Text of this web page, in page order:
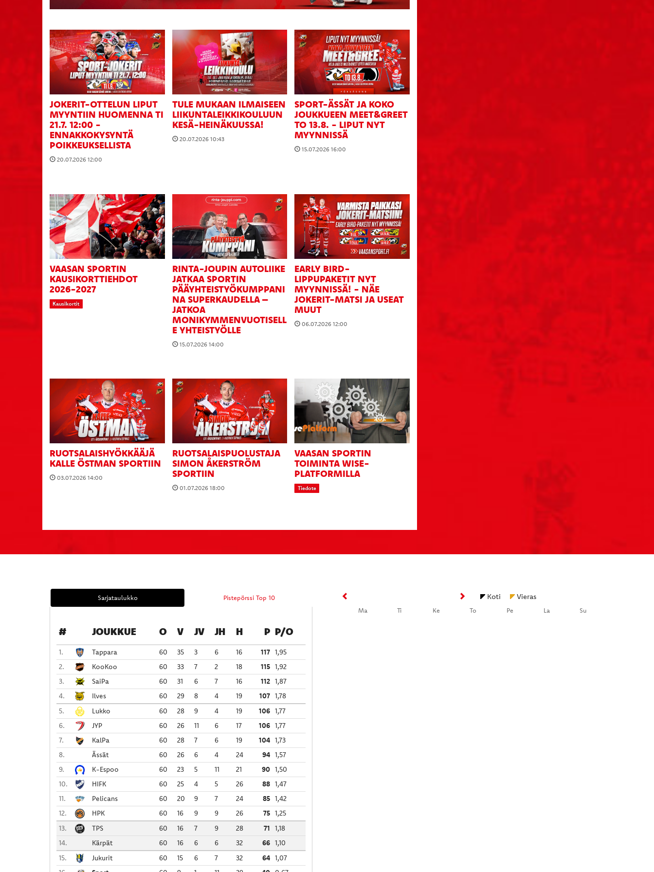
JOKERIT-OTTELUN LIPUT
MYYNTIIN HUOMENNA TI
21.7. 12:00 -
ENNAKKOKYSYNTÄ
POIKKEUKSELLISTA
20.07.2026 12:00
TULE MUKAAN ILMAISEEN
LIIKUNTALEIKKIKOULUUN
KESÄ-HEINÄKUUSSA!
20.07.2026 10:43
SPORT-ÄSSÄT JA KOKO
JOUKKUEEN MEET&GREET
TO 13.8. - LIPUT NYT
MYYNNISSÄ
15.07.2026 16:00
VAASAN SPORTIN
KAUSIKORTTIEHDOT
2026-2027
Kausikortit
RINTA-JOUPIN AUTOLIIKE
JATKAA SPORTIN
PÄÄYHTEISTYÖKUMPPANI
NA SUPERKAUDELLA –
JATKOA
MONIKYMMENVUOTISELL
E YHTEISTYÖLLE
15.07.2026 14:00
EARLY BIRD-
LIPPUPAKETIT NYT
MYYNNISSÄ! - NÄE
JOKERIT-MATSI JA USEAT
MUUT
06.07.2026 12:00
RUOTSALAISHYÖKKÄÄJÄ
KALLE ÖSTMAN SPORTIIN
03.07.2026 14:00
RUOTSALAISPUOLUSTAJA
SIMON ÅKERSTRÖM
SPORTIIN
01.07.2026 18:00
VAASAN SPORTIN
TOIMINTA WISE­
PLATFORMILLA
Tiedote
Sarjataulukko Pistepörssi Top 10
# JOUKKUE O V JV JH H P P/O
1. Tappara 60 35 3 6 16 117 1,95
2.
KooKoo 60 33 7 2 18 115 1,92
3.
SaiPa 60 31 6 7 16 112 1,87
4.
Ilves 60 29 8 4 19 107 1,78
5.
Lukko 60 28 9 4 19 106 1,77
6.
JYP 60 26 11 6 17 106 1,77
7.
KalPa 60 28 7 6 19 104 1,73
8.
Ässät 60 26 6 4 24 94 1,57
9.
K-Espoo 60 23 5 11 21 90 1,50
10.
HIFK 60 25 4 5 26 88 1,47
11.
Pelicans 60 20 9 7 24 85 1,42
12.
HPK 60 16 9 9 26 75 1,25
13.
TPS 60 16 7 9 28 71
1,18
14.
Kärpät 60 16 6 6 32 66 1,10
15.
Jukurit 60 15 6 7 32 64 1,07
Koti Vieras
Ma Ti Ke To Pe La Su